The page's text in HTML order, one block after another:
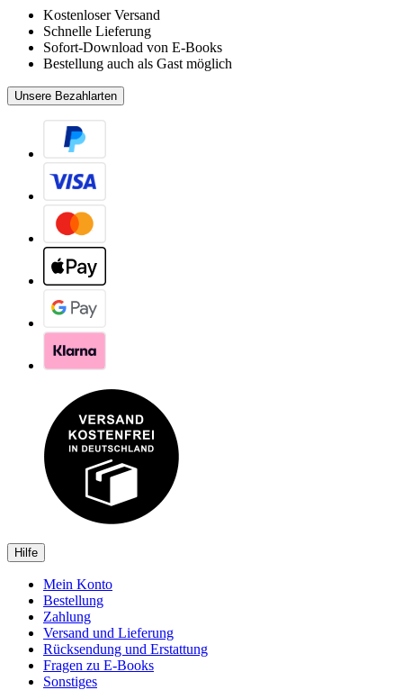
Kostenloser Versand
Schnelle Lieferung
Sofort-Download von E-Books
Bestellung auch als Gast möglich
Unsere Bezahlarten
Hilfe
Mein Konto
Bestellung
Zahlung
Versand und Lieferung
Rücksendung und Erstattung
Fragen zu E-Books
Sonstiges